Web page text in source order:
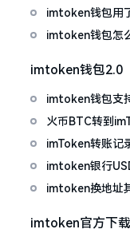
imtoken钱包用
imtoken钱包怎
imtoken钱包2.0
imtoken钱包支
火币BTC转到
情况
imToken转账记
imtoken银行
搞定
imtoken换地址
imtoken官方下载